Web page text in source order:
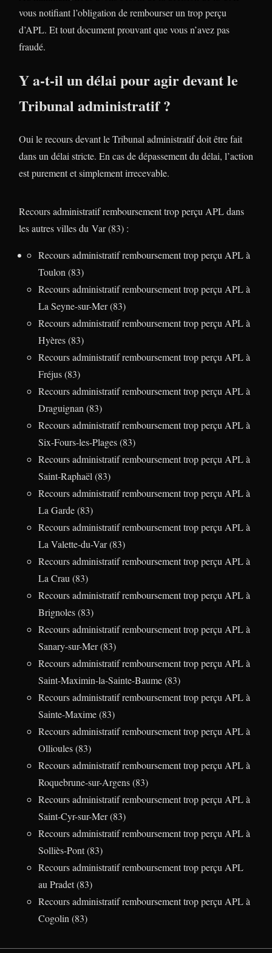
vous notifiant l’obligation de rembourser un trop perçu
d’APL. Et tout document prouvant que vous n’avez pas
fraudé.
Y a-t-il un délai pour agir devant le
Tribunal administratif ?
Oui le recours devant le Tribunal administratif doit être fait
dans un délai stricte. En cas de dépassement du délai, l’action
est purement et simplement irrecevable.
Recours administratif remboursement trop perçu APL dans
les autres villes du Var (83) :
Recours administratif remboursement trop perçu APL à
Toulon (83)
Recours administratif remboursement trop perçu APL à
La Seyne-sur-Mer (83)
Recours administratif remboursement trop perçu APL à
Hyères (83)
Recours administratif remboursement trop perçu APL à
Fréjus (83)
Recours administratif remboursement trop perçu APL à
Draguignan (83)
Recours administratif remboursement trop perçu APL à
Six-Fours-les-Plages (83)
Recours administratif remboursement trop perçu APL à
Saint-Raphaël (83)
Recours administratif remboursement trop perçu APL à
La Garde (83)
Recours administratif remboursement trop perçu APL à
La Valette-du-Var (83)
Recours administratif remboursement trop perçu APL à
La Crau (83)
Recours administratif remboursement trop perçu APL à
Brignoles (83)
Recours administratif remboursement trop perçu APL à
Sanary-sur-Mer (83)
Recours administratif remboursement trop perçu APL à
Saint-Maximin-la-Sainte-Baume (83)
Recours administratif remboursement trop perçu APL à
Sainte-Maxime (83)
Recours administratif remboursement trop perçu APL à
Ollioules (83)
Recours administratif remboursement trop perçu APL à
Roquebrune-sur-Argens (83)
Recours administratif remboursement trop perçu APL à
Saint-Cyr-sur-Mer (83)
Recours administratif remboursement trop perçu APL à
Solliès-Pont (83)
Recours administratif remboursement trop perçu APL
au Pradet (83)
Recours administratif remboursement trop perçu APL à
Cogolin (83)